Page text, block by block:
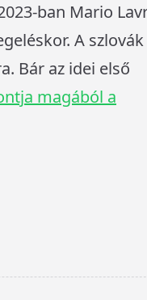
ban Mario
A
Bár az idei első
magából a